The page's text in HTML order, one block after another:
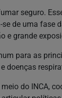
seguro.
de uma fase
e grande
para as
doenças
do INCA,